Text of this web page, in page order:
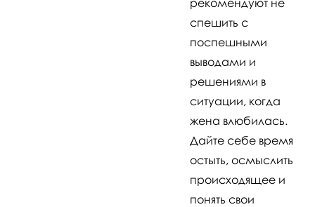
спешить с
поспешными
выводами и
решениями в
ситуации, когда
жена влюбилась.
Дайте себе время
остыть, осмыслить
происходящее и
понять свои